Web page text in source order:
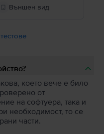
Външен вид
което вече е било
от
на софтуера, така и
необходимост, то се
части.